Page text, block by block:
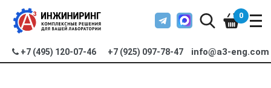
+7 (495) 120-07-46 +7 (925) 097-78-47 info@a3-eng.com
0